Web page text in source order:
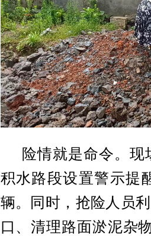
险情就是命令。
积水路段设置警示提
辆。同时，抢险人员
口、清理路面淤泥杂